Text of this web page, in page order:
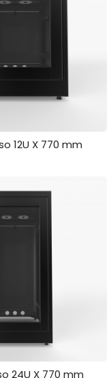
12U X 770 mm
24U X 770 mm